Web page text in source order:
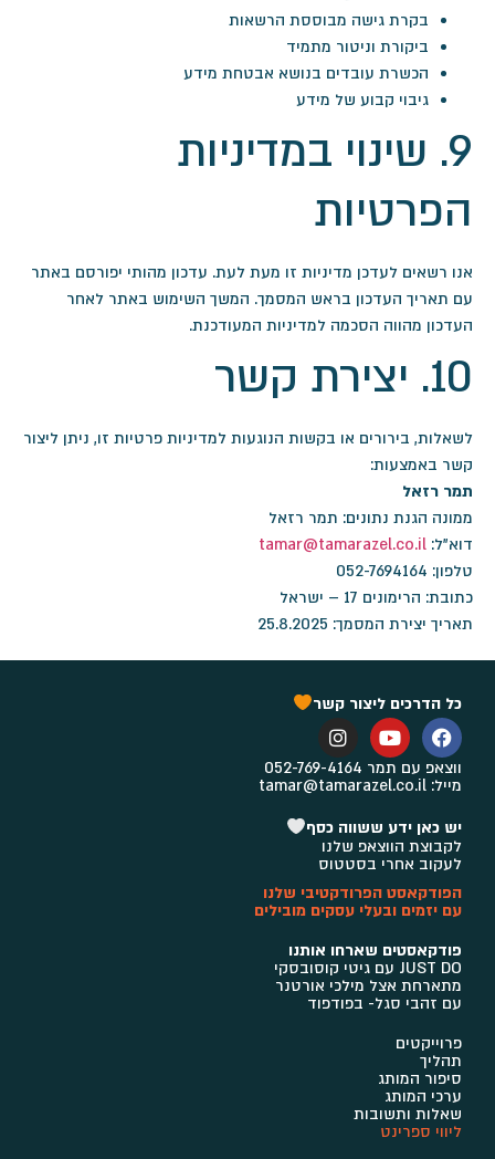
בקרת גישה מבוססת הרשאות
ביקורת וניטור מתמיד
הכשרת עובדים בנושא אבטחת מידע
גיבוי קבוע של מידע
9. שינוי במדיניות
הפרטיות
אנו רשאים לעדכן מדיניות זו מעת לעת. עדכון מהותי יפורסם באתר
עם תאריך העדכון בראש המסמך. המשך השימוש באתר לאחר
העדכון מהווה הסכמה למדיניות המעודכנת.
10. יצירת קשר
לשאלות, בירורים או בקשות הנוגעות למדיניות פרטיות זו, ניתן ליצור
קשר באמצעות:
תמר רזאל
ממונה הגנת נתונים: תמר רזאל
דוא"ל: tamar@tamarazel.co.il
טלפון: 052-7694164
כתובת: הרימונים 17 – ישראל
תאריך יצירת המסמך: 25.8.2025
כל הדרכים ליצור קשר
ווצאפ עם תמר 052-769-4164
מייל: tamar@tamarazel.co.il
יש כאן ידע ששווה כסף
לקבוצת הווצאפ שלנו
לעקוב אחרי בסטטוס
הפודקאסט הפרודקטיבי שלנו
עם יזמים ובעלי עסקים מובילים
פודקאסטים שארחו אותנו
JUST DO עם גיטי קוסובסקי ​
מתארחת אצל מילכי אורטנר
עם זהבי סגל- בפודפוד
פרוייקטים
תהליך
סיפור המותג
ערכי המותג
שאלות ותשובות
ליווי ספרינט